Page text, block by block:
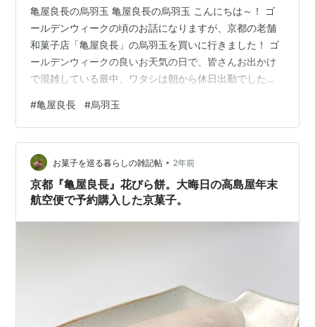
亀屋良長の烏羽玉 亀屋良長の烏羽玉 こんにちは～！ ゴ
ールデンウィークの頃のお話になりますが、京都の老舗
和菓子店「亀屋良長」の烏羽玉を買いに行きました！ ゴ
ールデンウィークの良いお天気の日で、皆さんお出かけ
で混雑している最中、ワタシは朝から休日出勤でした。
た）。生まれも育ちも京都のワタシですが、離れてから
はなかなか京都に行く機会がないので、ここぞとばかり
に行きたいところをピックアップしておりました。 で、
今回は亀屋良長の本店を訪れることに。 四条通を西に進
み、堀川通の手前らへん。と記憶していましたが、気が
つくと堀川通まで歩いてしまい、行きはお店を…
#亀屋良長 #烏羽玉
お菓子を巡る暮らしの雑記帖 • 2年前
京都『亀屋良長』花びら餅。大晦日の高島屋年末
航空便で予約購入した京菓子。